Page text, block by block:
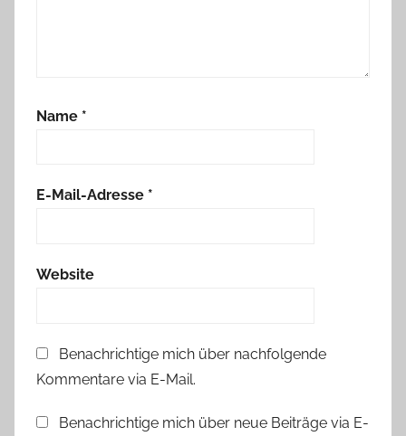
Name *
E-Mail-Adresse *
Website
Benachrichtige mich über nachfolgende
Kommentare via E-Mail.
Benachrichtige mich über neue Beiträge via E-